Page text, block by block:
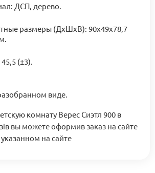
ДСП, дерево.
размеры (ДхШхВ): 90х49х78,7
45,5 (±3).
виде.
комнату Верес Сиэтл 900 в
вы можете оформив заказ на сайте
на сайте